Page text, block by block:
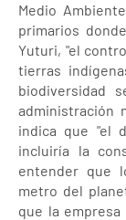
Medio
primarios
Yuturi, "el
tierras
biodiversidad
administración
indica que "el
incluiría la
entender que
metro del
que la